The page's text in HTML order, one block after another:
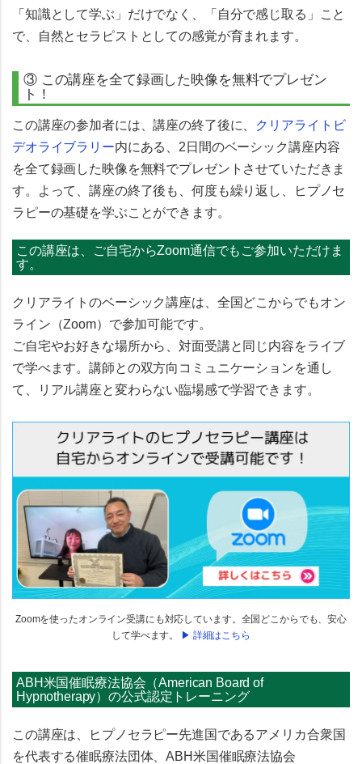
「知識として学ぶ」だけでなく、「自分で感じ取る」こと
で、自然とセラピストとしての感覚が育まれます。
③ この講座を全て録画した映像を無料でプレゼン
ト！
この講座の参加者には、講座の終了後に、 クリアライトビ
デオライブラリー内にある、2日間のベーシック講座内容
を全て録画した映像を無料でプレゼントさせていただきま
す。よって、講座の終了後も、何度も繰り返し、ヒプノセ
ラピーの基礎を学ぶことができます。
この講座は、ご自宅からZoom通信でもご参加いただけま
す。
クリアライトのベーシック講座は、 全国どこからでもオン
ライン（Zoom）で参加可能です。
ご自宅やお好きな場所から、対面受講と同じ内容をライブ
で学べます。講師との双方向コミュニケーションを通し
て、リアル講座と変わらない臨場感で学習できます。
Zoomを使ったオンライン受講にも対応しています。全国どこからでも、安心
して学べます。
▶ 詳細はこちら
ABH米国催眠療法協会（American Board of
Hypnotherapy）の公式認定トレーニング
この講座は、ヒプノセラピー先進国であるアメリカ合衆国
を代表する催眠療法団体、ABH米国催眠療法協会